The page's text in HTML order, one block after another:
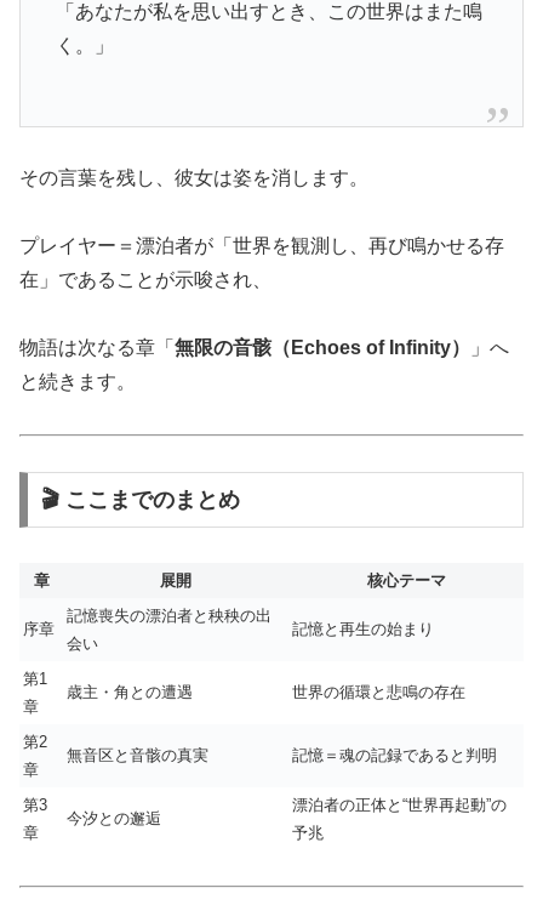
「あなたが私を思い出すとき、この世界はまた鳴
く。」
その言葉を残し、彼女は姿を消します。
プレイヤー＝漂泊者が「世界を観測し、再び鳴かせる存
在」であることが示唆され、
物語は次なる章「 無限の音骸（Echoes of Infinity）
」へ
と続きます。
🎬 ここまでのまとめ
章 展開 核心テーマ
序章
記憶喪失の漂泊者と秧秧の出
会い
記憶と再生の始まり
第1
章
歳主・角との遭遇 世界の循環と悲鳴の存在
第2
章
無音区と音骸の真実 記憶＝魂の記録であると判明
第3
章
今汐との邂逅
漂泊者の正体と“世界再起動”の
予兆